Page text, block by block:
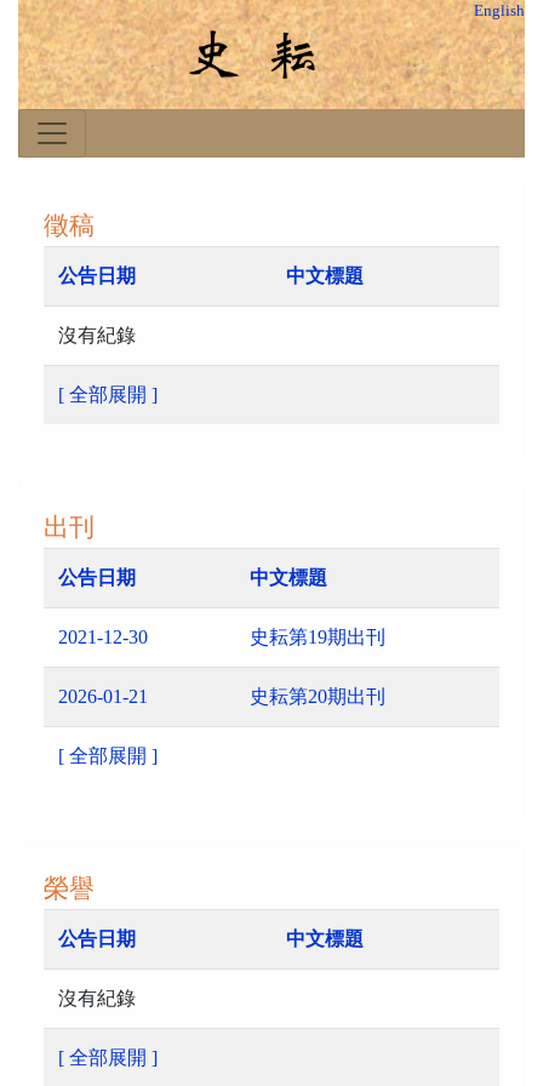
English
徵稿
公告日期 中文標題
沒有紀錄
[ 全部展開 ]
出刊
公告日期 中文標題
2021-12-30 史耘第19期出刊
2026-01-21 史耘第20期出刊
[ 全部展開 ]
榮譽
公告日期 中文標題
沒有紀錄
[ 全部展開 ]